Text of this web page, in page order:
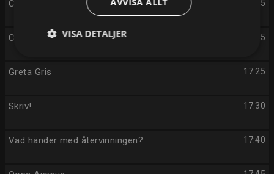
17:05
Cowboyhamstern Billy
17:15
Charlie och Lola
17:25
Greta Gris
17:30
Skriv!
17:40
Vad händer med återvinningen?
VISA DETALJER